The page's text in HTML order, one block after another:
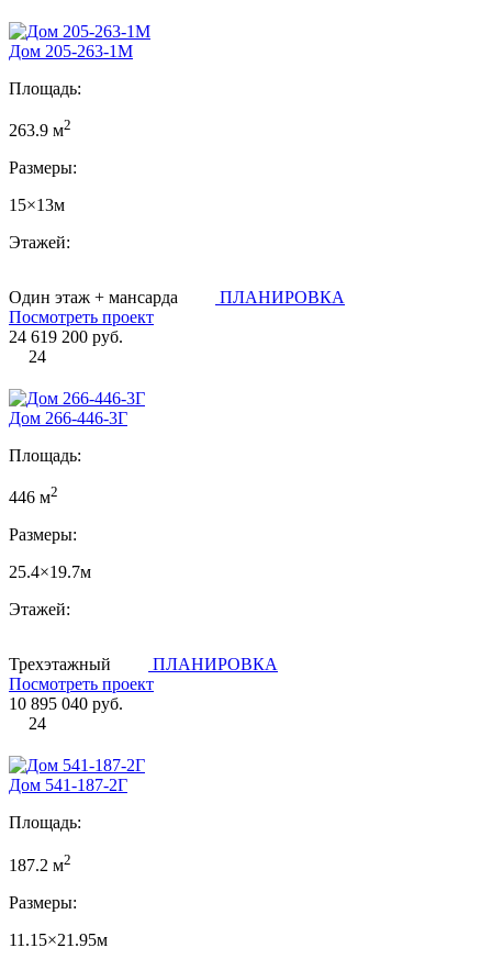
Дом 205-263-1М
Площадь:
263.9 м2
Размеры:
15×13м
Этажей:
Один этаж + мансарда
ПЛАНИРОВКА
Посмотреть проект
24 619 200 руб.
24
Дом 266-446-3Г
Площадь:
446 м2
Размеры:
25.4×19.7м
Этажей:
Трехэтажный
ПЛАНИРОВКА
Посмотреть проект
10 895 040 руб.
24
Дом 541-187-2Г
Площадь:
187.2 м2
Размеры:
11.15×21.95м